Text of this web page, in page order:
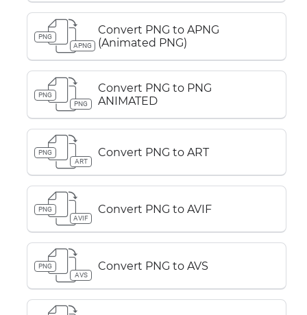
PNG
APNG
Convert PNG to APNG
(Animated PNG)
PNG
PNG
Convert PNG to PNG
ANIMATED
PNG
ART
Convert PNG to ART
PNG
AVIF
Convert PNG to AVIF
PNG
AVS
Convert PNG to AVS